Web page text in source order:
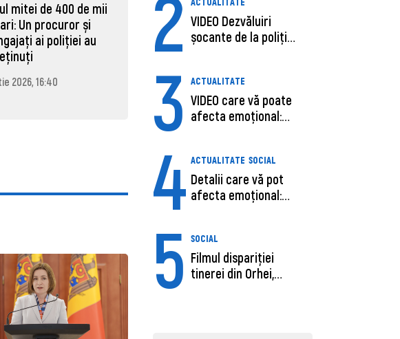
mitei de 400 de mii
Un procuror și
ai poliției au
2026, 16:40
sub media UE la costul
muncii pe ora
31 martie 2026, 16:21
2 VIDEO Dezvăluiri
șocante de la poliție,
3 ACTUALITATE
VIDEO care vă poate
afecta emoțional:
4 ACTUALITATE SOCIAL
Detalii care vă pot
afecta emoțional:
5 SOCIAL
Filmul dispariției
tinerei din Orhei,